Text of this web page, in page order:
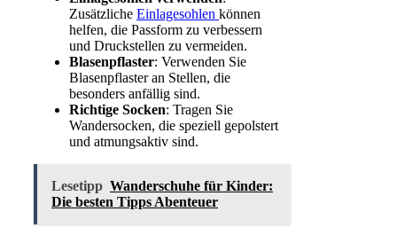
Zusätzliche Einlagesohlen können
helfen, die Passform zu verbessern
und Druckstellen zu vermeiden.
Blasenpflaster: Verwenden Sie
Blasenpflaster an Stellen, die
besonders anfällig sind.
Richtige Socken: Tragen Sie
Wandersocken, die speziell gepolstert
und atmungsaktiv sind.
Lesetipp Wanderschuhe für Kinder:
Die besten Tipps Abenteuer